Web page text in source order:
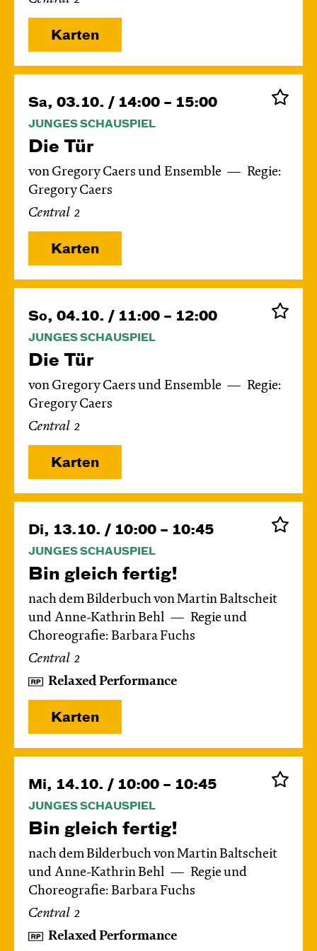
Karten
Sa, 03.10. / 14:00 – 15:00
JUNGES SCHAUSPIEL
Die Tür
von Gregory Caers und Ensemble
Regie:
Gregory Caers
Central 2
Karten
So, 04.10. / 11:00 – 12:00
JUNGES SCHAUSPIEL
Die Tür
von Gregory Caers und Ensemble
Regie:
Gregory Caers
Central 2
Karten
Di, 13.10. / 10:00 – 10:45
JUNGES SCHAUSPIEL
Bin gleich fertig!
nach dem Bilderbuch von Martin Baltscheit
und Anne-Kathrin Behl
Regie und
Choreografie: Barbara Fuchs
Central 2
Relaxed Performance
Karten
Mi, 14.10. / 10:00 – 10:45
JUNGES SCHAUSPIEL
Bin gleich fertig!
nach dem Bilderbuch von Martin Baltscheit
und Anne-Kathrin Behl
Regie und
Choreografie: Barbara Fuchs
Central 2
Relaxed Performance